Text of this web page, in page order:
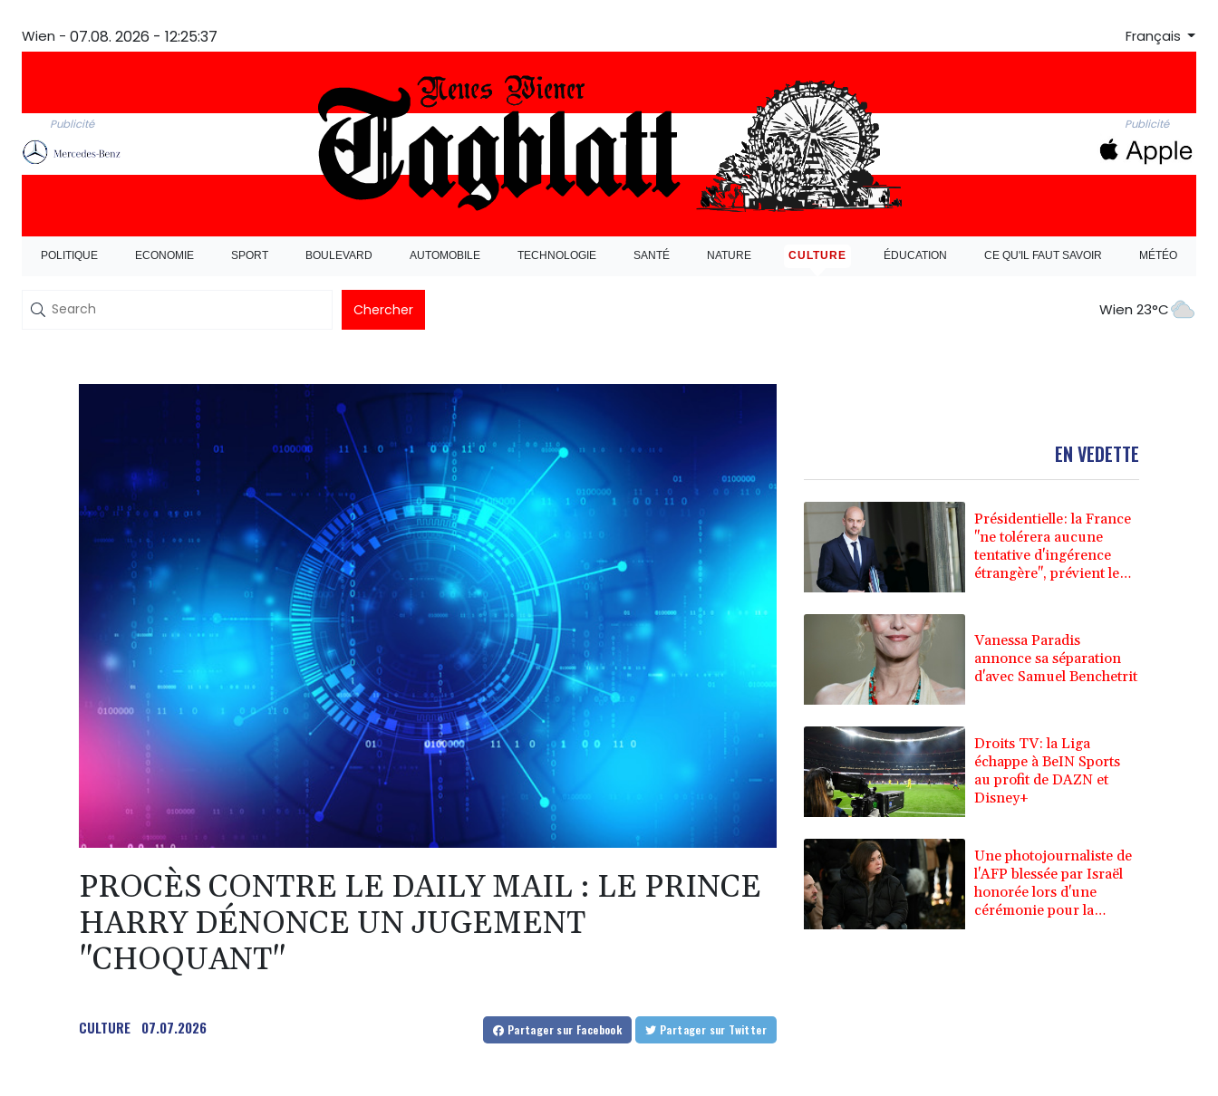
Wien - 07.08. 2026 - 12:25:38 Français
Publicité Publicité
POLITIQUE ECONOMIE SPORT BOULEVARD AUTOMOBILE TECHNOLOGIE SANTÉ NATURE CULTURE ÉDUCATION CE QU'IL FAUT SAVOIR MÉTÉO
Chercher Wien 23°C
PROCÈS CONTRE LE DAILY MAIL : LE PRINCE
HARRY DÉNONCE UN JUGEMENT
"CHOQUANT"
CULTURE 07.07.2026 Partager sur Facebook Partager sur Twitter
EN VEDETTE
Présidentielle: la France
"ne tolérera aucune
tentative d'ingérence
étrangère", prévient le
Vanessa Paradis
annonce sa séparation
d'avec Samuel Benchetrit
Droits TV: la Liga
échappe à BeIN Sports
au profit de DAZN et
Disney+
Une photojournaliste de
l'AFP blessée par Israël
honorée lors d'une
cérémonie pour la